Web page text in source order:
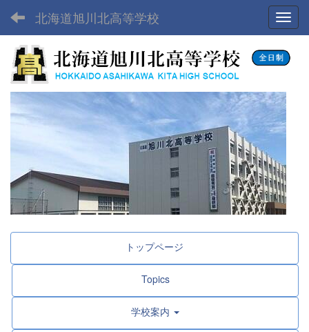
北海道旭川北高等学校
トップページ
Topics
学校案内